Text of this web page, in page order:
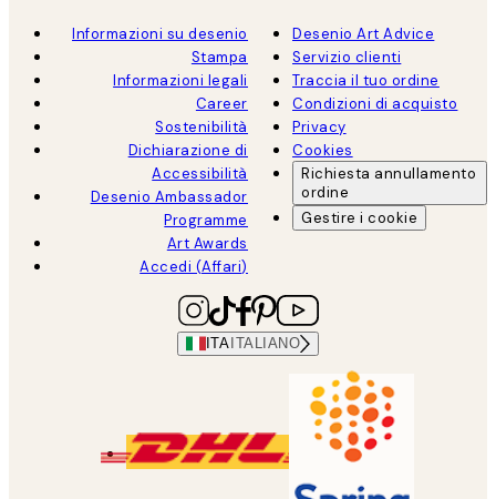
Informazioni su desenio
Stampa
Informazioni legali
Career
Sostenibilità
Dichiarazione di
Accessibilità
Desenio Ambassador
Programme
Art Awards
Accedi (Affari)
Desenio Art Advice
Servizio clienti
Traccia il tuo ordine
Condizioni di acquisto
Privacy
Cookies
Richiesta annullamento
ordine
Gestire i cookie
ITA ITALIANO